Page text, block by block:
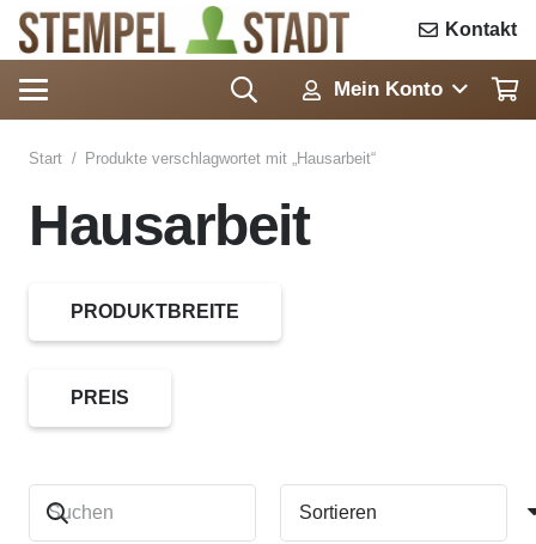
Kontakt
Mein Konto
Start / Produkte verschlagwortet mit „Hausarbeit“
Hausarbeit
PRODUKTBREITE
PREIS